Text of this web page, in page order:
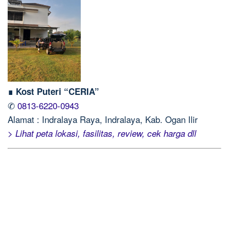
∎ Kost Puteri “CERIA”
✆ 0813-6220-0943
Alamat : Indralaya Raya, Indralaya, Kab. Ogan Ilir
> Lihat peta lokasi, fasilitas, review, cek harga dll